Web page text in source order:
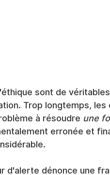
sont de
Trop longtemps,
à résoudre une
erronée et
d'alerte dénonce une